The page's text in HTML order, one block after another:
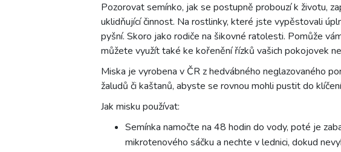
Pozorovat semínko, jak se postupně probouzí k životu,
uklidňující činnost. Na rostlinky, které jste vypěstovali
pyšní. Skoro jako rodiče na šikovné ratolesti. Pomůže
můžete využít také ke kořenění řízků vašich pokojovek
Miska je vyrobena v ČR z hedvábného neglazovaného
žaludů či kaštanů, abyste se rovnou mohli pustit do
Jak misku používat:
Semínka namočte na 48 hodin do vody, poté je
mikrotenového sáčku a nechte v lednici, dokud